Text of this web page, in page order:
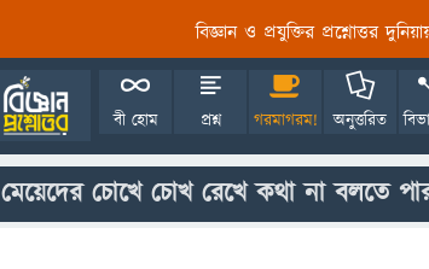
বিজ্ঞান ও প্রযুক্তির প্রশ্নোত্তর
বী হোম প্রশ্ন গরমাগরম! অনুত্তরিত
মেয়েদের চোখে চোখ রেখে কথা না বলতে